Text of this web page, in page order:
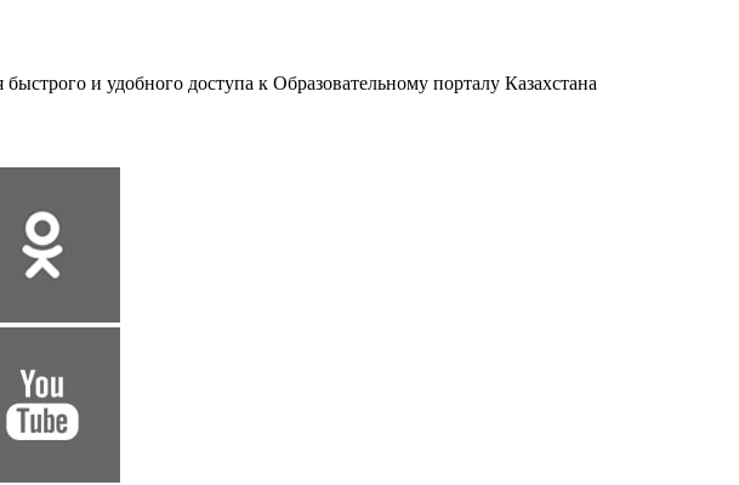
и удобного доступа к Образовательному порталу Казахстана